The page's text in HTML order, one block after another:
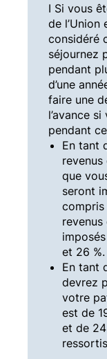
I Si vous
de l’Union
considéré
séjournez
pendant
d’une
faire une
l’avance
pendant
En tant
que
seront
compris
et 26 %.
En tant
devrez
votre
est de
et de